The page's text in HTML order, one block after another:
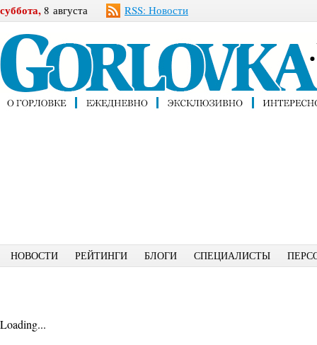
суббота, 8 августа RSS: Новости
НОВОСТИ РЕЙТИНГИ БЛОГИ СПЕЦИАЛИСТЫ
Loading...